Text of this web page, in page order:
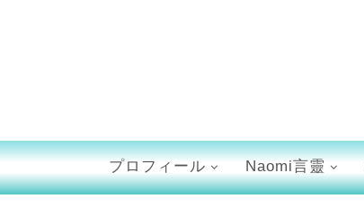
プロフィール Naomi言靈